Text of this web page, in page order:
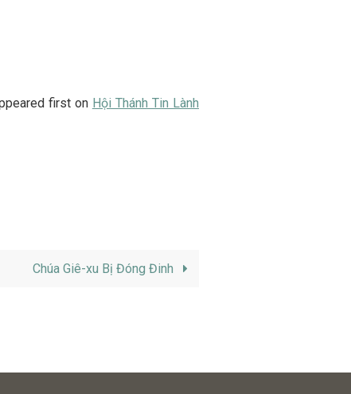
first on Hội Thánh Tin Lành
Chúa Giê-xu Bị Đóng Đinh